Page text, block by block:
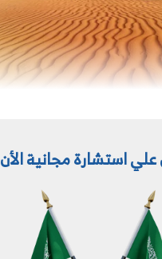
استشارة مجانية الأن